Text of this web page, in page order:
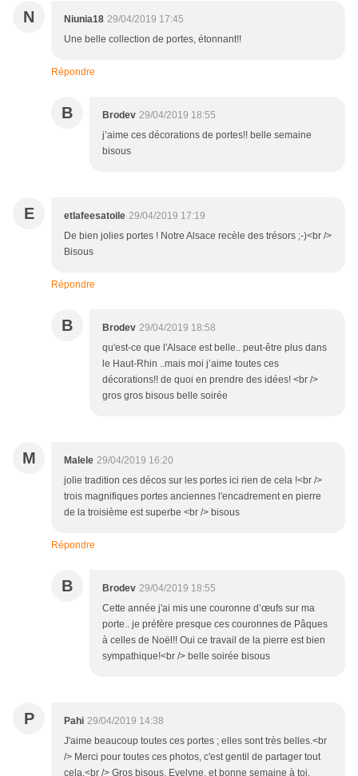
N Niunia18 29/04/2019 17:45
Une belle collection de portes, étonnant!!
Répondre
B Brodev 29/04/2019 18:55
j’aime ces décorations de portes!! belle semaine
bisous
E etlafeesatoile 29/04/2019 17:19
De bien jolies portes ! Notre Alsace recèle des trésors ;-)<br />
Bisous
Répondre
B Brodev 29/04/2019 18:58
qu'est-ce que l'Alsace est belle.. peut-être plus dans
le Haut-Rhin ..mais moi j’aime toutes ces
décorations!! de quoi en prendre des idées! <br />
gros gros bisous belle soirée
M Malele 29/04/2019 16:20
jolie tradition ces décos sur les portes ici rien de cela !<br />
trois magnifiques portes anciennes l'encadrement en pierre
de la troisième est superbe <br /> bisous
Répondre
B Brodev 29/04/2019 18:55
Cette année j'ai mis une couronne d’œufs sur ma
porte.. je préfère presque ces couronnes de Pâques
à celles de Noël!! Oui ce travail de la pierre est bien
sympathique!<br /> belle soirée bisous
P Pahi 29/04/2019 14:38
J'aime beaucoup toutes ces portes ; elles sont très belles.<br
/> Merci pour toutes ces photos, c'est gentil de partager tout
cela.<br /> Gros bisous, Evelyne, et bonne semaine à toi.